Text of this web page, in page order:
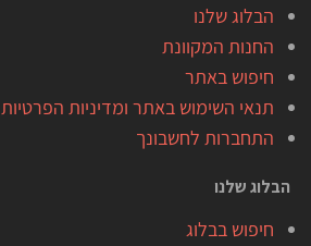
הבלוג שלנו
החנות המקוונת
חיפוש באתר
תנאי השימוש באתר ומדיניות הפרטיות
התחברות לחשבונך
הבלוג שלנו
חיפוש בבלוג